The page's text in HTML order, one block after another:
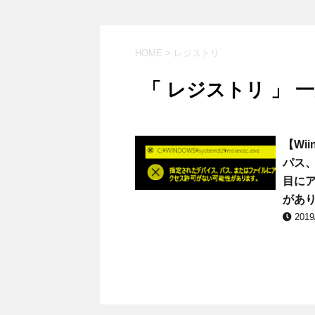
HOME > レジストリ
「 レジストリ 」
【
パス
目に
があ